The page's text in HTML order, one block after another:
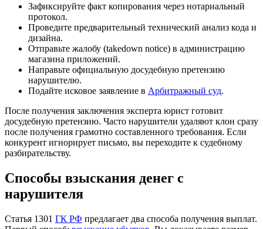
Зафиксируйте факт копирования через нотариальный
протокол.
Проведите предварительный технический анализ кода и
дизайна.
Отправьте жалобу (takedown notice) в администрацию
магазина приложений.
Направьте официальную досудебную претензию
нарушителю.
Подайте исковое заявление в Арбитражный суд.
После получения заключения эксперта юрист готовит
досудебную претензию. Часто нарушители удаляют клон сразу
после получения грамотно составленного требования. Если
конкурент игнорирует письмо, вы переходите к судебному
разбирательству.
Способы взыскания денег с
нарушителя
Статья 1301 ГК РФ предлагает два способа получения выплат.